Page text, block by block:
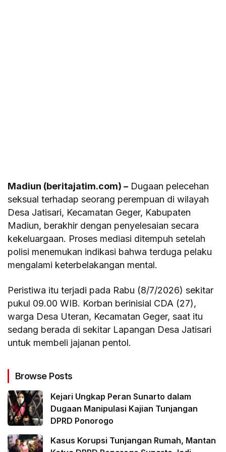
Madiun (beritajatim.com) – Dugaan pelecehan
seksual terhadap seorang perempuan di wilayah
Desa Jatisari, Kecamatan Geger, Kabupaten
Madiun, berakhir dengan penyelesaian secara
kekeluargaan. Proses mediasi ditempuh setelah
polisi menemukan indikasi bahwa terduga pelaku
mengalami keterbelakangan mental.
Peristiwa itu terjadi pada Rabu (8/7/2026) sekitar
pukul 09.00 WIB. Korban berinisial CDA (27),
warga Desa Uteran, Kecamatan Geger, saat itu
sedang berada di sekitar Lapangan Desa Jatisari
untuk membeli jajanan pentol.
Browse Posts
Kejari Ungkap Peran Sunarto dalam
Dugaan Manipulasi Kajian Tunjangan
DPRD Ponorogo
Kasus Korupsi Tunjangan Rumah, Mantan